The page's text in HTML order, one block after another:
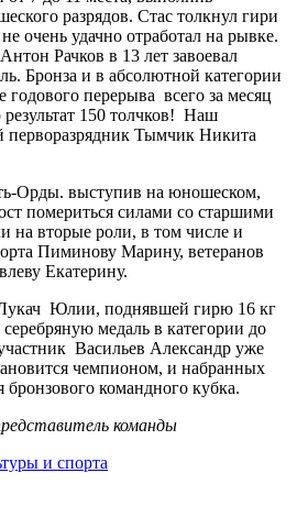
разрядов. Стас толкнул гири
очень удачно отработал на рывке.
Рачков в 13 лет завоевал
Бронза и в абсолютной категории
перерыва всего за месяц
150 толчков! Наш
перворазрядник Тымчик Никита
Орды. выступив на юношеском,
помериться силами со старшими
на вторые роли, в том числе и
Пиминову Марину, ветеранов
Екатерину.
Лукач Юлии, поднявшей гирю 16 кг
серебряную медаль в категории до
Васильев Александр уже
чемпионом, и набранных
бронзового командного кубка.
команды
и спорта